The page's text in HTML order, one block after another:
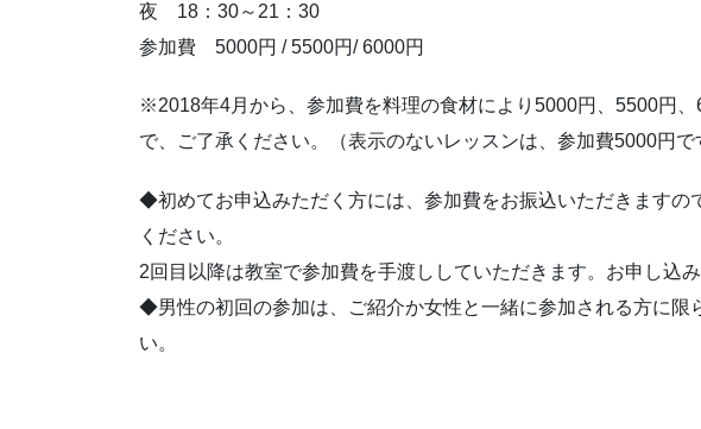
夜 18：30～21：30
参加費 5000円 / 5500円/ 6000円
※2018年4月から、参加費を料理の食材により5000円、5500円
で、ご了承ください。（表示のないレッスンは、参加費5000円で
◆初めてお申込みただく方には、参加費をお振込いただきますの
ください。
2回目以降は教室で参加費を手渡ししていただきます。お申し込
◆男性の初回の参加は、ご紹介か女性と一緒に参加される方に限
い。